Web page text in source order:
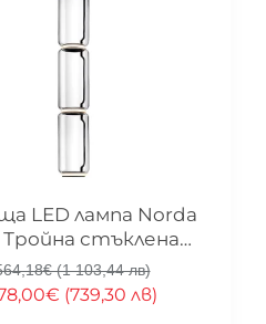
-33%
LED лампа Norda
Тройна стъклена
| 3000K | 28W
(739,30 лв)
(1 103,44 лв)